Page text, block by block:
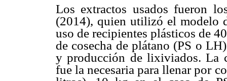
Los extractos usados fueron
(2014), quien utilizó el modelo
uso de recipientes plásticos de
de cosecha de plátano (PS o
y producción de lixiviados. La
fue la necesaria para llenar por